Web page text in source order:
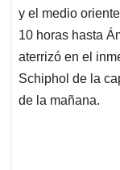
y el medio
10 horas hasta
aterrizó en el
Schiphol de la
de la mañana.